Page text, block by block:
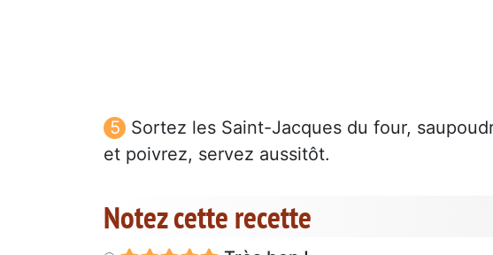
Sortez les Saint-Jacques du four,
et poivrez, servez aussitôt.
Notez cette recette